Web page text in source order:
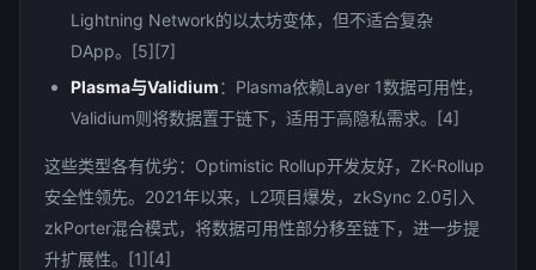
Lightning Network的以太坊变体，但不适合复杂
DApp。[5][7]
Plasma与Validium：Plasma依赖Layer 1数据可用性，
Validium则将数据置于链下，适用于高隐私需求。[4]
这些类型各有优劣：Optimistic Rollup开发友好，ZK-Rollup
安全性领先。2021年以来，L2项目爆发，zkSync 2.0引入
zkPorter混合模式，将数据可用性部分移至链下，进一步提
升扩展性。[1][4]